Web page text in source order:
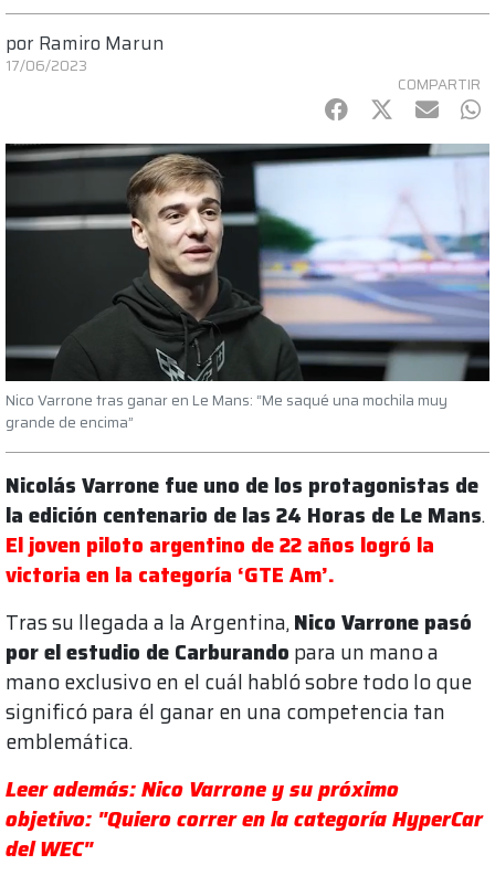
por Ramiro Marun
17/06/2023
COMPARTIR
Facebook
Twitter
mail
Nico Varrone tras ganar en Le Mans: “Me saqué una mochila muy
grande de encima”
Nicolás Varrone fue uno de los protagonistas de
la edición centenario de las 24 Horas de Le Mans.
El joven piloto argentino de 22 años logró la
victoria en la categoría ‘GTE Am’.
Tras su llegada a la Argentina,Nico Varrone pasó
por el estudio de Carburando para un mano a
mano exclusivo en el cuál habló sobre todo lo que
significó para él ganar en una competencia tan
emblemática.
Leer además: Nico Varrone y su próximo
objetivo: "Quiero correr en la categoría HyperCar
del WEC"